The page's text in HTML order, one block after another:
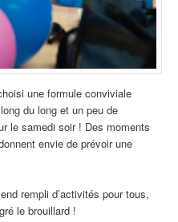
une formule conviviale
du long et un peu de
le samedi soir ! Des moments
envie de prévoir une
rempli d’activités pour tous,
le brouillard !